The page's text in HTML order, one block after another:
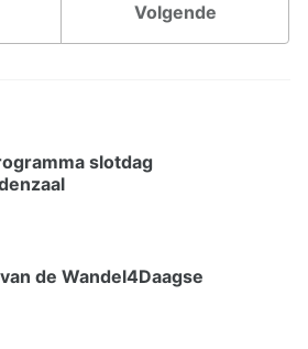
Volgende
slotdag
de Wandel4Daagse